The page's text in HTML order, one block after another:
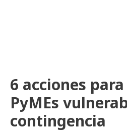
6 acciones
PyMEs
contingencia